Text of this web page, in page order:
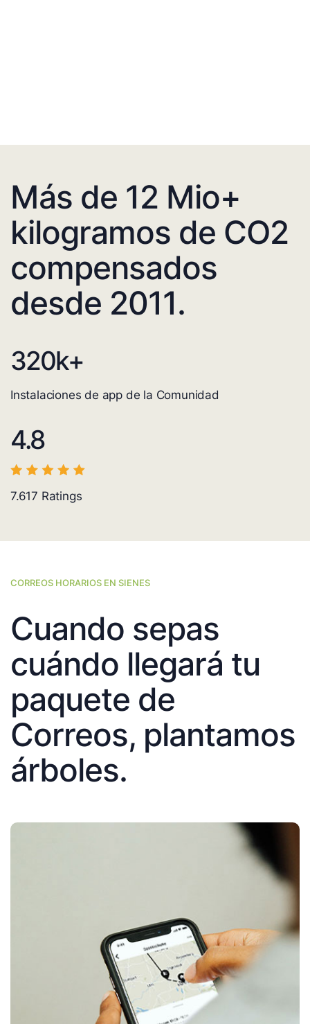
Más de 12 Mio+
kilogramos de CO2
compensados
desde 2011.
320k+
Instalaciones de app de la Comunidad
4.8
7.617 Ratings
CORREOS HORARIOS EN SIENES
Cuando sepas
cuándo llegará tu
paquete de
Correos, plantamos
árboles.